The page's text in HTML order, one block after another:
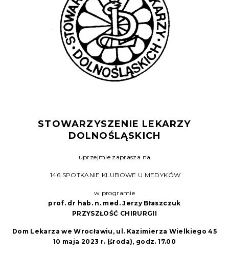
STOWARZYSZENIE LEKARZY
DOLNOŚLĄSKICH
uprzejmie zaprasza na
146.SPOTKANIE KLUBOWE U MEDYKÓW
w programie
prof. dr hab. n. med. Jerzy Błaszczuk
PRZYSZŁOŚĆ CHIRURGII
Dom Lekarza we Wrocławiu, ul. Kazimierza Wielkiego 45
10 maja 2023 r. (środa), godz. 17.00